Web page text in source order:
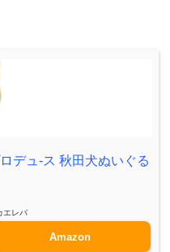
デュ-ス 秋田犬ぬいぐる
エレバ
Amazon